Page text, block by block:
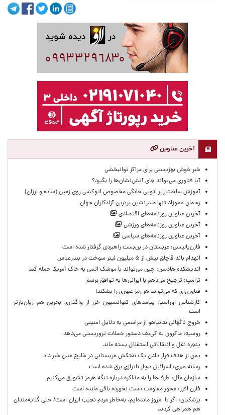
آخرین عناوین
خبر خوش بهزیستی برای مراکز توانبخشی
آیا فناوری می‌تواند جای آتش‌نشان‌ها را بگیرد؟
آموزش ساخت زیر اتویی خانگی مخصوص اتوکشی روی زمین (ساده و ارزان)
رحمان عموزاد تنها صدرنشین برترین آزادکاران جهان
آخرین عناوین روزنامه‌های اقتصادی
آخرین عناوین روزنامه‌های ورزشی
آخرین عناوین روزنامه‌های سیاسی
فارن‌پالیسی: عربستان در بن‌بست راهبردی گرفتار شده است
انهدام باند قاچاق بیش از ۵ میلیون لیتر سوخت در بندرعباس
اندیشکده هادسن: چین می‌تواند با موشک اتمی به خاک آمریکا حمله کند
ترامپ: ترجیح می‌دهم با ایرانی‌‌ها به توافق برسم
فناوری‌ای که می‌تواند هر رمز عبوری را بشکند!
کارشناس اوراسیا: پیامدهای کنوانسیون خزر از واگذاری بحرین هم زیان‌بارتر
است
خروج ناگهانی نتانیاهو از مراسمی به دلایل امنیتی
روسیه: ماکرون به کی‌یف دستور حملات تروریستی می‌دهد
پنجره‌ نقل و انتقالاتی استقلال بسته ماند
یمن از هدف قرار دادن یک نفتکش عربستانی در خلیج عدن خبر داد
رسانه عبری: اسرائیل دچار ناترازی برق شده است
سازمان ملل: طرف‌ها را به مذاکره درباره تنگه هرمز تشویق می‌کنیم
فارن افرز: محور مقاومت دست نخورده باقی مانده است
پزشکیان: اگر تا امروز مانده‌ایم، به‌خاطر مردم نجیب ایران است/ حتی گلایه‌مندان
هم همراهی کردند